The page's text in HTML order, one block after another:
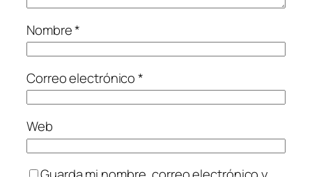
Nombre*
Correo electrónico*
Web